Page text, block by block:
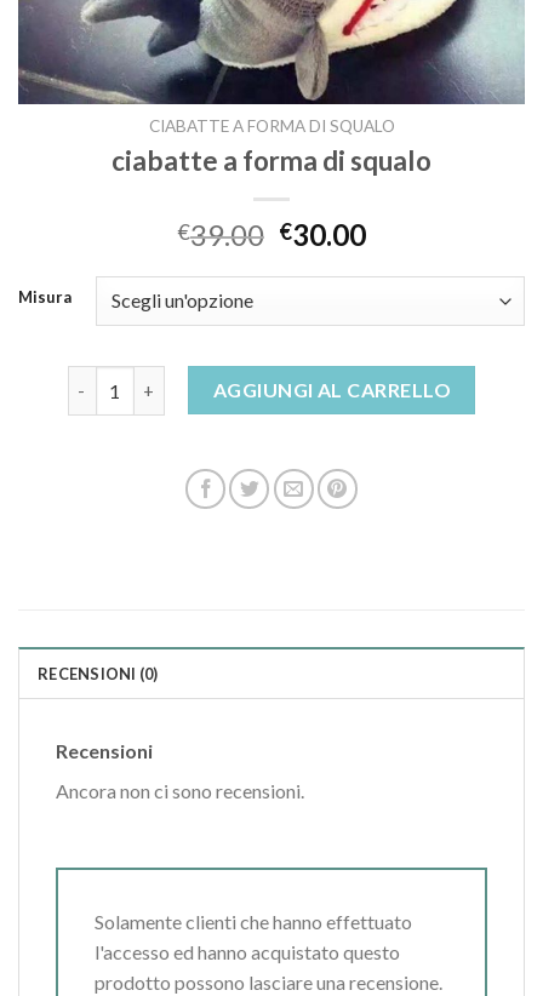
CIABATTE A FORMA DI SQUALO
ciabatte a forma di squalo
€39.00 €30.00
Misura
AGGIUNGI AL CARRELLO
RECENSIONI (0)
Recensioni
Ancora non ci sono recensioni.
Solamente clienti che hanno effettuato
l'accesso ed hanno acquistato questo
prodotto possono lasciare una recensione.